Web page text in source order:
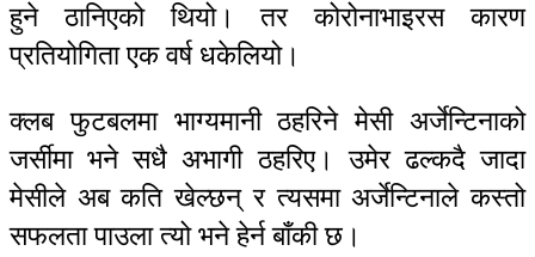
हुने ठानिएको थियो। तर कोरोनाभाइरस कारण
प्रतियोगिता एक वर्ष धकेलियो।
क्लब फुटबलमा भाग्यमानी ठहरिने मेसी अर्जेन्टिनाको
जर्सीमा भने सधै अभागी ठहरिए। उमेर ढल्कदै जादा
मेसीले अब कति खेल्छन् र त्यसमा अर्जेन्टिनाले कस्तो
सफलता पाउला त्यो भने हेर्न बाँकी छ।